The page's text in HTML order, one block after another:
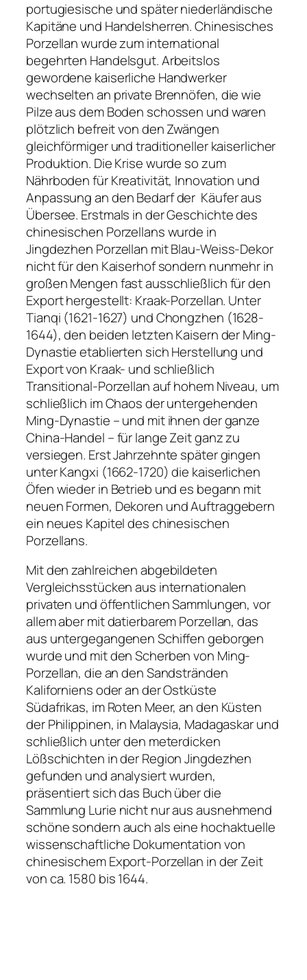
portugiesische und später niederländische
Kapitäne und Handelsherren. Chinesisches
Porzellan wurde zum international
begehrten Handelsgut. Arbeitslos
gewordene kaiserliche Handwerker
wechselten an private Brennöfen, die wie
Pilze aus dem Boden schossen und waren
plötzlich befreit von den Zwängen
gleichförmiger und traditioneller kaiserlicher
Produktion. Die Krise wurde so zum
Nährboden für Kreativität, Innovation und
Anpassung an den Bedarf der Käufer aus
Übersee. Erstmals in der Geschichte des
chinesischen Porzellans wurde in
Jingdezhen Porzellan mit Blau-Weiss-Dekor
nicht für den Kaiserhof sondern nunmehr in
großen Mengen fast ausschließlich für den
Export hergestellt: Kraak-Porzellan. Unter
Tianqi (1621-1627) und Chongzhen (1628-
1644), den beiden letzten Kaisern der Ming-
Dynastie etablierten sich Herstellung und
Export von Kraak- und schließlich
Transitional-Porzellan auf hohem Niveau, um
schließlich im Chaos der untergehenden
Ming-Dynastie – und mit ihnen der ganze
China-Handel – für lange Zeit ganz zu
versiegen. Erst Jahrzehnte später gingen
unter Kangxi (1662-1720) die kaiserlichen
Öfen wieder in Betrieb und es begann mit
neuen Formen, Dekoren und Auftraggebern
ein neues Kapitel des chinesischen
Porzellans.
Mit den zahlreichen abgebildeten
Vergleichsstücken aus internationalen
privaten und öffentlichen Sammlungen, vor
allem aber mit datierbarem Porzellan, das
aus untergegangenen Schiffen geborgen
wurde und mit den Scherben von Ming-
Porzellan, die an den Sandstränden
Kaliforniens oder an der Ostküste
Südafrikas, im Roten Meer, an den Küsten
der Philippinen, in Malaysia, Madagaskar und
schließlich unter den meterdicken
Lößschichten in der Region Jingdezhen
gefunden und analysiert wurden,
präsentiert sich das Buch über die
Sammlung Lurie nicht nur aus ausnehmend
schöne sondern auch als eine hochaktuelle
wissenschaftliche Dokumentation von
chinesischem Export-Porzellan in der Zeit
von ca. 1580 bis 1644.